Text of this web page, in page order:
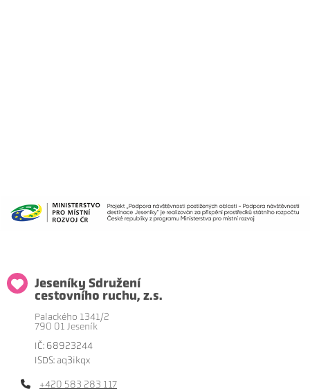
Jeseníky Sdružení
cestovního ruchu, z.s.
Palackého 1341/2
790 01 Jeseník
IČ: 68923244
ISDS: aq3ikqx
+420 583 283 117